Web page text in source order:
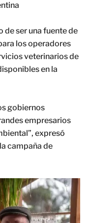
de ser una fuente de
los operadores
veterinarios de
en la
gobiernos
empresarios
expresó
campaña de